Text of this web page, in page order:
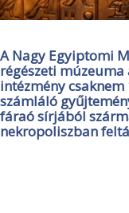
A Nagy Egyiptomi
régészeti
intézmény
számláló
fáraó sírjából
nekropoliszban